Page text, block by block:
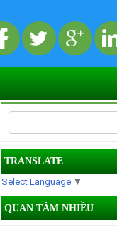
TRANSLATE
Select Language ▼
QUAN TÂM NHIỀU